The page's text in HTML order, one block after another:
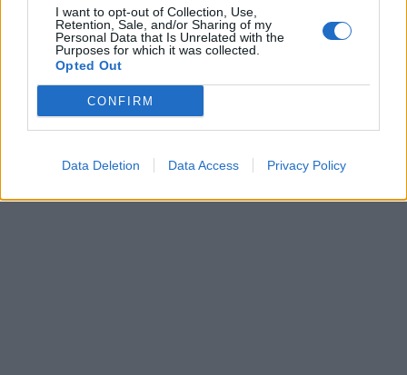
I want to opt-out of Collection, Use,
Retention, Sale, and/or Sharing of my
Personal Data that Is Unrelated with the
Purposes for which it was collected.
Opted Out
CONFIRM
Data Deletion Data Access Privacy Policy